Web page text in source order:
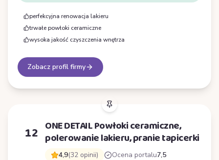
perfekcyjna renowacja lakieru
trwałe powłoki ceramiczne
wysoka jakość czyszczenia wnętrza
Zobacz profil firmy
12 ONE DETAIL Powłoki ceramiczne,
polerowanie lakieru, pranie tapicerki
4,9(32 opinii) Ocena portalu7,5